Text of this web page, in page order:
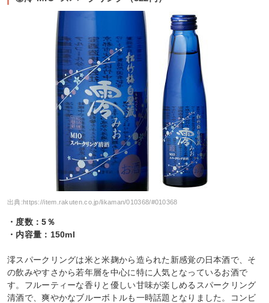
出典:https://item.rakuten.co.jp/likaman/010368/#010368
・度数：5％
・内容量：150ml
澪スパークリングは米と米麹から造られた新感覚の日本酒で、そ
の飲みやすさから若年層を中心に特に人気となっているお酒で
す。フルーティーな香りと優しい甘味が楽しめるスパークリング
清酒で、爽やかなブルーボトルも一時話題となりました。コンビ